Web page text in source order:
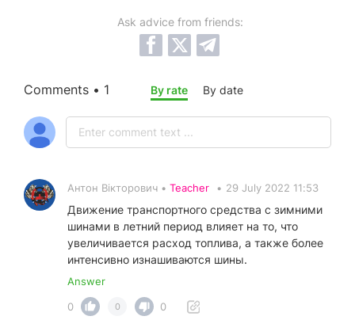
Ask advice from friends:
Comments • 1 By rate By date
Антон Вікторович • Teacher • 29 July 2022 11:53
Движение транспортного средства с зимними
шинами в летний период влияет на то, что
увеличивается расход топлива, а также более
интенсивно изнашиваются шины.
Answer
0
0 0